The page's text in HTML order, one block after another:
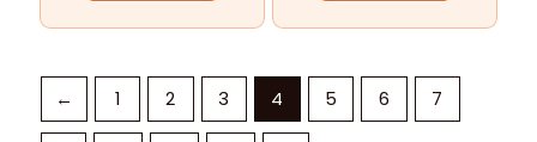
← 1 2 3 4 5 6 7